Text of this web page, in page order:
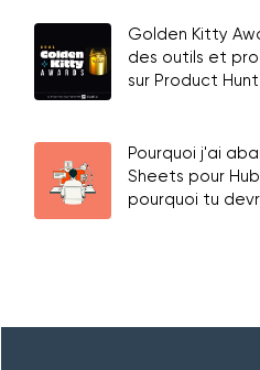
Golden Kitty
des outils et
sur Product Hunt
Pourquoi j'ai
Sheets pour
pourquoi tu